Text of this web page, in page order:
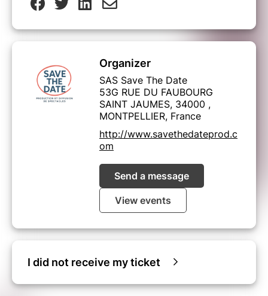
Organizer
SAS Save The Date
53G RUE DU FAUBOURG
SAINT JAUMES, 34000 ,
MONTPELLIER, France
http://www.savethedateprod.c
om
Send a message
View events
I did not receive my ticket